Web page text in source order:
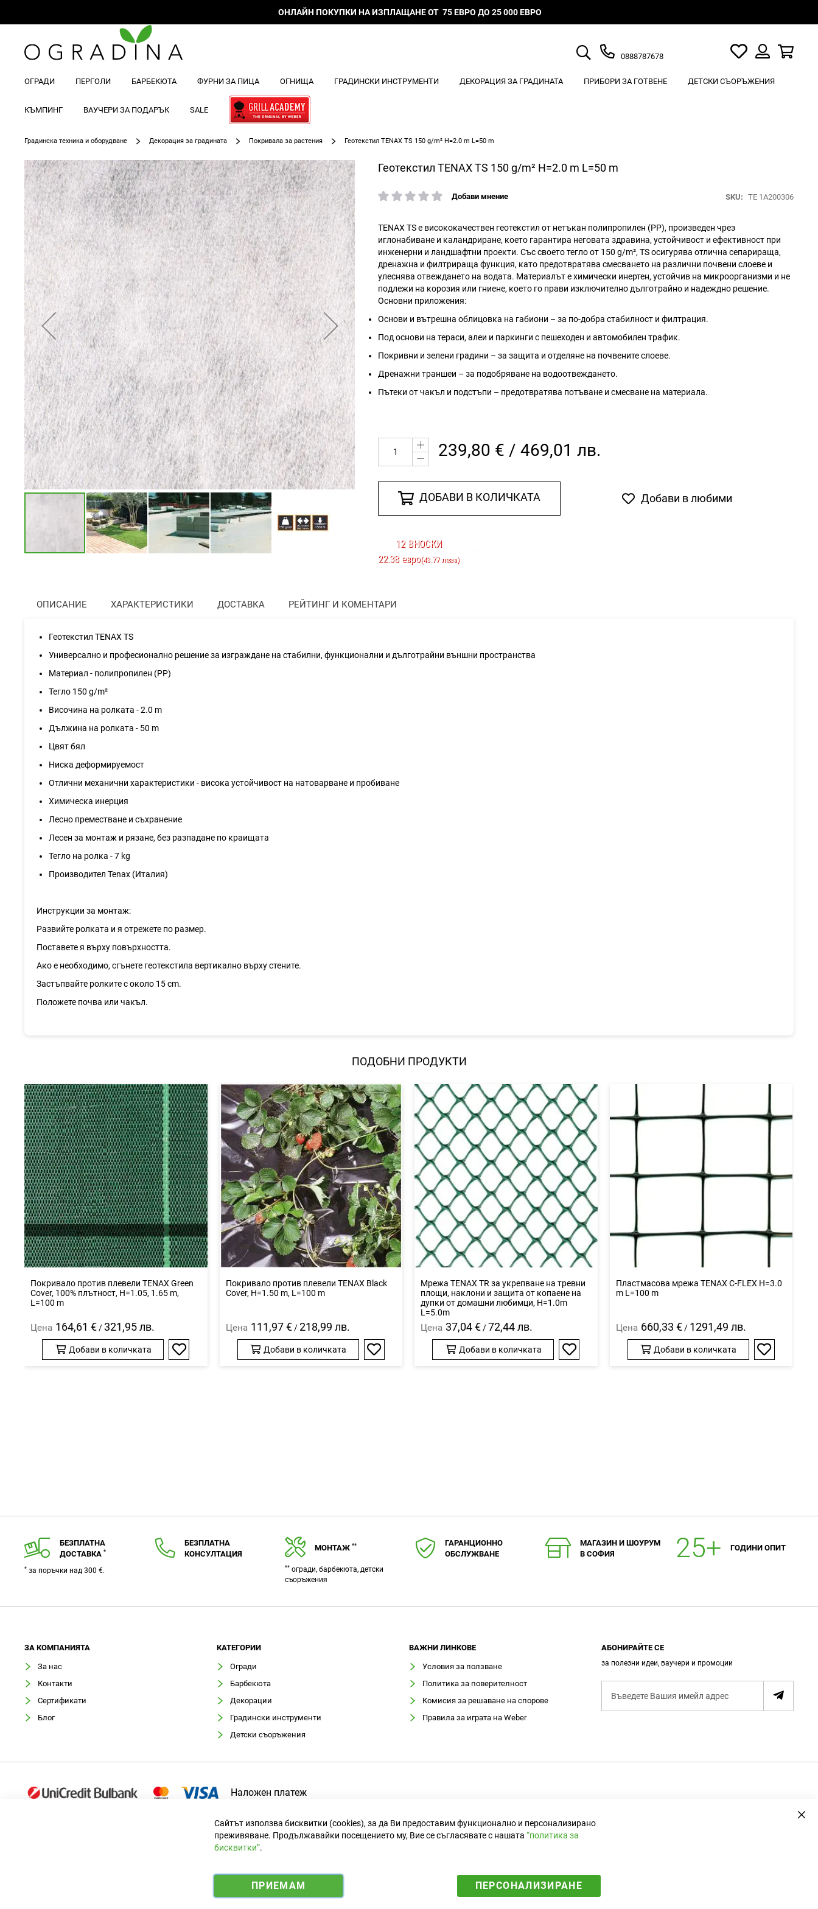
ОНЛАЙН ПОКУПКИ НА ИЗПЛАЩАНЕ ОТ 75 ЕВРО ДО 25 000 ЕВРО
Търсене
0888787678
Моят
списък
любими
ОГРАДИ ПЕРГОЛИ БАРБЕКЮТА ФУРНИ ЗА ПИЦА ОГНИЩА ГРАДИНСКИ ИНСТРУМЕНТИ ДЕКОРАЦИЯ ЗА ГРАДИНАТА ПРИБОРИ ЗА ГОТВЕНЕ ДЕТСКИ СЪОРЪЖЕНИЯ
КЪМПИНГ ВАУЧЕРИ ЗА ПОДАРЪК SALE
Градинска техника и оборудване Декорация за градината Покривала за растения Геотекстил TENAX TS 150 g/m² H=2.0 m L=50 m
Геотекстил TENAX TS 150 g/m² H=2.0 m L=50 m
рейтинг:
Добави мнение SKU TE 1A200306
TENAX TS е висококачествен геотекстил от нетъкан полипропилен (PP), произведен чрез
иглонабиване и каландриране, което гарантира неговата здравина, устойчивост и ефективност при
инженерни и ландшафтни проекти. Със своето тегло от 150 g/m², TS осигурява отлична сепарираща,
дренажна и филтрираща функция, като предотвратява смесването на различни почвени слоеве и
улеснява отвеждането на водата. Материалът е химически инертен, устойчив на микроорганизми и не
подлежи на корозия или гниене, което го прави изключително дълготрайно и надеждно решение.
Основни приложения:
Основи и вътрешна облицовка на габиони – за по-добра стабилност и филтрация.
Под основи на тераси, алеи и паркинги с пешеходен и автомобилен трафик.
Покривни и зелени градини – за защита и отделяне на почвените слоеве.
Дренажни траншеи – за подобряване на водоотвеждането.
Пътеки от чакъл и подстъпи – предотвратява потъване и смесване на материала.
239,80 € / 469,01 лв.
ДОБАВИ В КОЛИЧКАТА Добави в любими
12 ВНОСКИ
22.38 евро(43.77 лева)
Преминете
към
края
на
галерията
на
изображенията
галерия
снимки
ОПИСАНИЕ
Геотекстил TENAX TS
Универсално и професионално решение за изграждане на стабилни, функционални и дълготрайни външни пространства
Материал - полипропилен (PP)
Тегло 150 g/m²
Височина на ролката - 2.0 m
Дължина на ролката - 50 m
Цвят бял
Ниска деформируемост
Отлични механични характеристики - висока устойчивост на натоварване и пробиване
Химическа инерция
Лесно преместване и съхранение
Лесен за монтаж и рязане, без разпадане по краищата
Тегло на ролка - 7 kg
Производител Tenax (Италия)
Инструкции за монтаж:
Развийте ролката и я отрежете по размер.
Поставете я върху повърхността.
Ако е необходимо, сгънете геотекстила вертикално върху стените.
Застъпвайте ролките с около 15 cm.
Положете почва или чакъл.
ХАРАКТЕРИСТИКИ ДОСТАВКА РЕЙТИНГ И КОМЕНТАРИ
ПОДОБНИ ПРОДУКТИ
Покривало против плевели TENAX Green
Cover, 100% плътност, H=1.05, 1.65 m,
L=100 m
Цена 164,61 € / 321,95 лв.
Добави в количката
Добави
Покривало против плевели TENAX Black
Cover, H=1.50 m, L=100 m
Цена 111,97 € /218,99 лв.
Добави в количката
Добави
Мрежа TENAX TR за укрепване на тревни
площи, наклони и защита от копаене на
дупки от домашни любимци, H=1.0m
L=5.0m
Цена 37,04 € /72,44 лв.
Добави в количката
Добави
Пластмасова мрежа TENAX C-FLEX H=3.0
m L=100 m
Цена 660,33 € / 1291,49 лв.
Добави в количката
Добави
БЕЗПЛАТНА
ДОСТАВКА *
* за поръчки над 300 €.
БЕЗПЛАТНА
КОНСУЛТАЦИЯ
МОНТАЖ **
** огради, барбекюта, детски
съоръжения
ГАРАНЦИОННО
ОБСЛУЖВАНЕ
МАГАЗИН И ШОУРУМ
В СОФИЯ
ГОДИНИ ОПИТ
ЗA КОМПАНИЯТА
За нас
Контакти
Сертификати
Блог
КАТЕГОРИИ
Огради
Барбекюта
Декорации
Градински инструменти
Детски съоръжения
ВАЖНИ ЛИНКОВЕ
Условия за ползване
Политика за поверителност
Комисия за решаване на спорове
Правила за играта на Weber
АБОНИРАЙТЕ СЕ
за полезни идеи, ваучери и промоции
А
о
н
Наложен платеж
© 2025 Ogradina.bg Всички права запазени. | Обменен курс: 1.95583 лв. за 1 €. i y
Сайтът използва бисквитки (cookies), за да Ви предоставим функционално и персонализирано
преживяване. Продължавайки посещението му, Вие се съгласявате с нашата “политика за
бисквитки”.
ПРИЕМАМ ПЕРСОНАЛИЗИРАНЕ